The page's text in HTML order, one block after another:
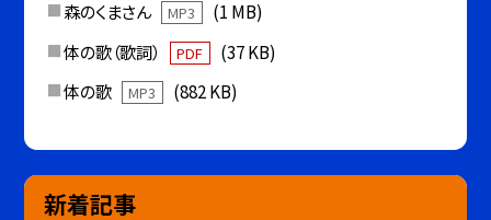
森のくまさん
MP3
(1 MB)
体の歌（歌詞）
PDF
(37 KB)
体の歌
MP3 (882 KB)
新着記事